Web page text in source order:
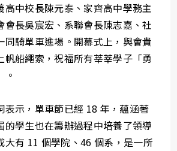
高中校長陳元泰、家齊高中學務主
會長吳宸宏、系聯會長陳志嘉、社
同騎單車進場。開幕式上，與會貴
帆船繩索，祝福所有莘莘學子「勇
。
表示，單車節已經 18 年，蘊涵著
的學生也在籌辦過程中培養了領導
大有 11 個學院、46 個系，是一所